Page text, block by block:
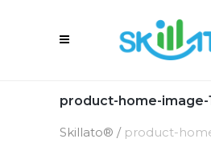
product-home-image-
Skillato® / product-